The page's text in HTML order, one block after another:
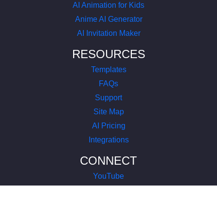
AI Animation for Kids
Anime AI Generator
AI Invitation Maker
RESOURCES
Templates
FAQs
Support
Site Map
AI Pricing
Integrations
CONNECT
YouTube